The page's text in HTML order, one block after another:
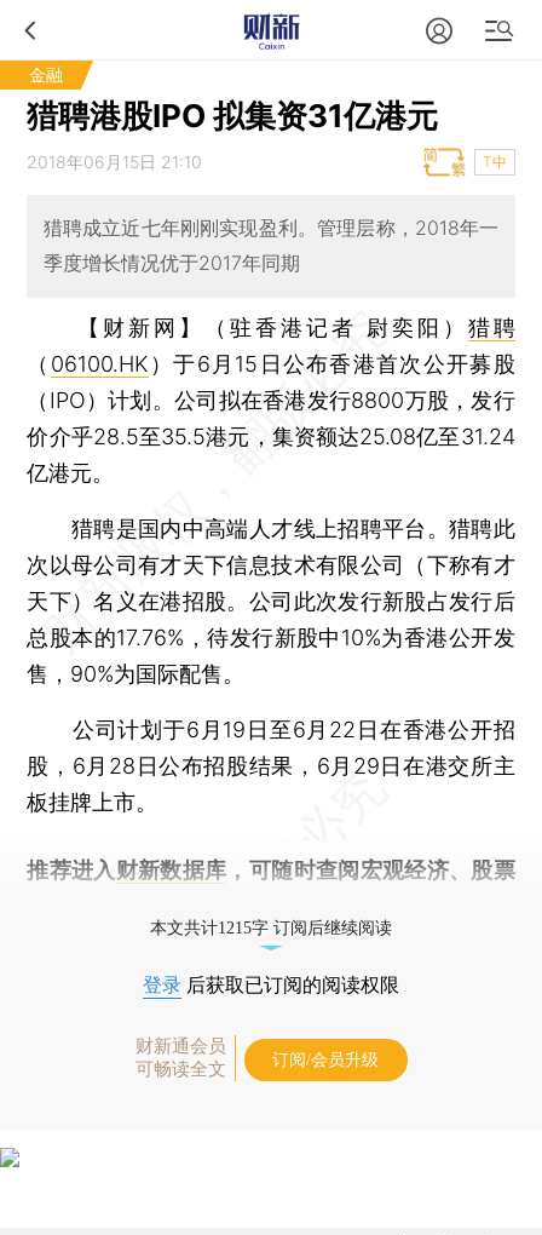
金融
猎聘港股IPO 拟集资31亿港元
2018年06月15日 21:10 T中
猎聘成立近七年刚刚实现盈利。管理层称，2018年一
季度增长情况优于2017年同期
【财新网】（驻香港记者 尉奕阳） 猎聘
（ 06100.HK ）于6月15日公布香港首次公开募股
（IPO）计划。公司拟在香港发行8800万股，发行
价介乎28.5至35.5港元，集资额达25.08亿至31.24
亿港元。
猎聘是国内中高端人才线上招聘平台。猎聘此
次以母公司有才天下信息技术有限公司（下称有才
天下）名义在港招股。公司此次发行新股占发行后
总股本的17.76%，待发行新股中10%为香港公开发
售，90%为国际配售。
公司计划于6月19日至6月22日在香港公开招
股，6月28日公布招股结果，6月29日在港交所主
板挂牌上市。
推荐进入 财新数据库 ，可随时查阅宏观经济、股票
本文共计1215字 订阅后继续阅读
登录 后获取已订阅的阅读权限
财新通会员
可畅读全文
订阅/会员升级